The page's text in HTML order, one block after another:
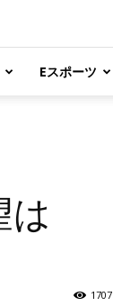
Eスポーツ
は
1707